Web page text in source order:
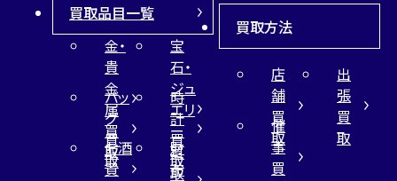
買取品目一覧
金・
貴
金
属
買
取
宝
石・
ジュ
エリ
ー
買
取
バッ
グ
買
取
時
計
買
取
お酒
買
財
布
買取方法
店
舗
買
取
出
張
買
取
催
事
買